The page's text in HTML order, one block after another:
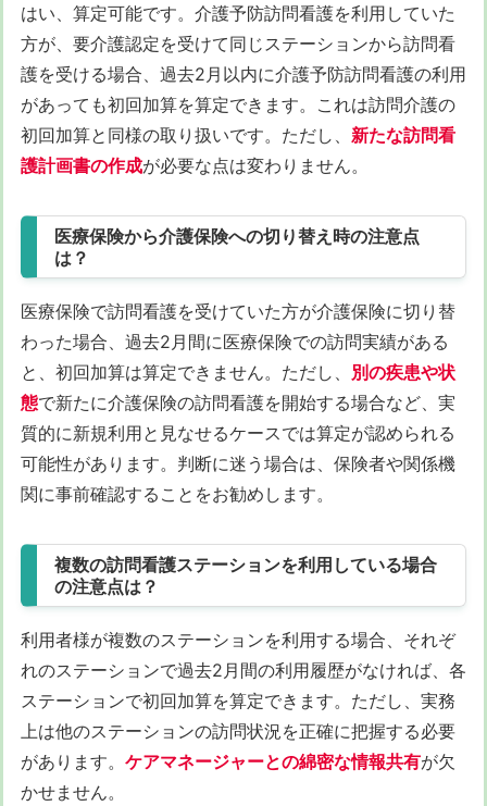
はい、算定可能です。介護予防訪問看護を利用していた
方が、要介護認定を受けて同じステーションから訪問看
護を受ける場合、過去2月以内に介護予防訪問看護の利用
があっても初回加算を算定できます。これは訪問介護の
初回加算と同様の取り扱いです。ただし、 新たな訪問看
護計画書の作成が必要な点は変わりません。
医療保険から介護保険への切り替え時の注意点
は？
医療保険で訪問看護を受けていた方が介護保険に切り替
わった場合、過去2月間に医療保険での訪問実績がある
と、初回加算は算定できません。ただし、 別の疾患や状
態で新たに介護保険の訪問看護を開始する場合など、実
質的に新規利用と見なせるケースでは算定が認められる
可能性があります。判断に迷う場合は、保険者や関係機
関に事前確認することをお勧めします。
複数の訪問看護ステーションを利用している場合
の注意点は？
利用者様が複数のステーションを利用する場合、それぞ
れのステーションで過去2月間の利用履歴がなければ、各
ステーションで初回加算を算定できます。ただし、実務
上は他のステーションの訪問状況を正確に把握する必要
があります。 ケアマネージャーとの綿密な情報共有が欠
かせません。